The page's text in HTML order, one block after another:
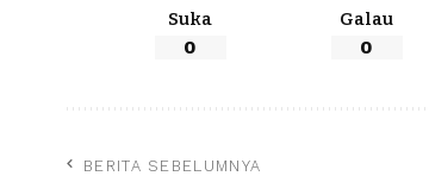
Suka
0
Galau
0
BERITA SEBELUMNYA